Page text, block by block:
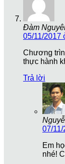
Đàm
05/11/2017
Chương
thực hành
Trả lời
07/
Em
nhé!